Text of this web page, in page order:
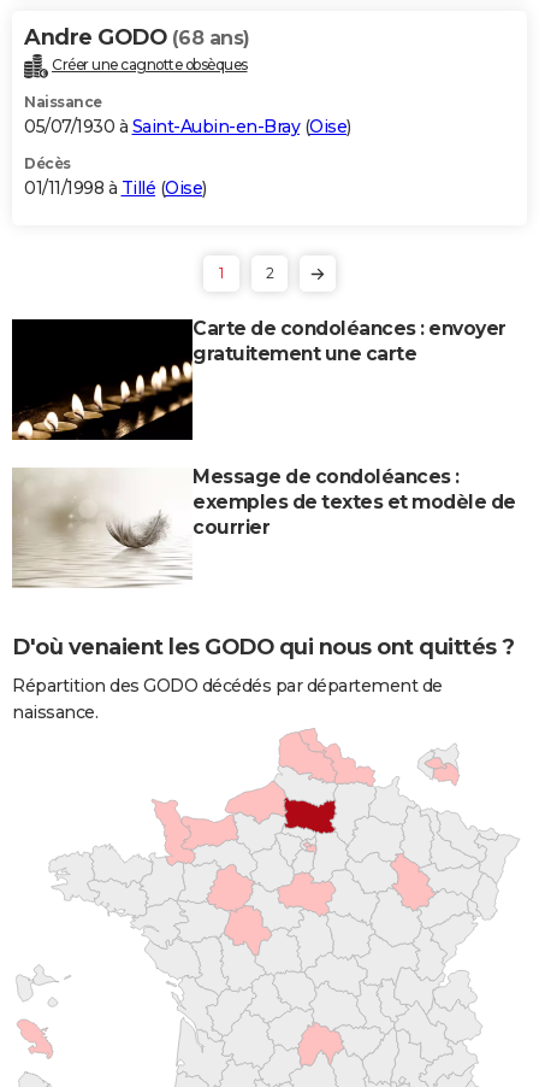
Andre GODO (68 ans)
Créer une cagnotte obsèques
Naissance
05/07/1930 à Saint-Aubin-en-Bray(Oise)
Décès
01/11/1998 à Tillé (Oise)
1 2
Carte de condoléances : envoyer
gratuitement une carte
Message de condoléances :
exemples de textes et modèle de
courrier
D'où venaient les GODO qui nous ont quittés ?
Répartition des GODO décédés par département de
naissance.